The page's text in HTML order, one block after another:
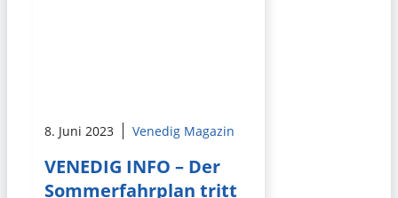
8. Juni 2023 Venedig Magazin
VENEDIG INFO – Der
Sommerfahrplan tritt